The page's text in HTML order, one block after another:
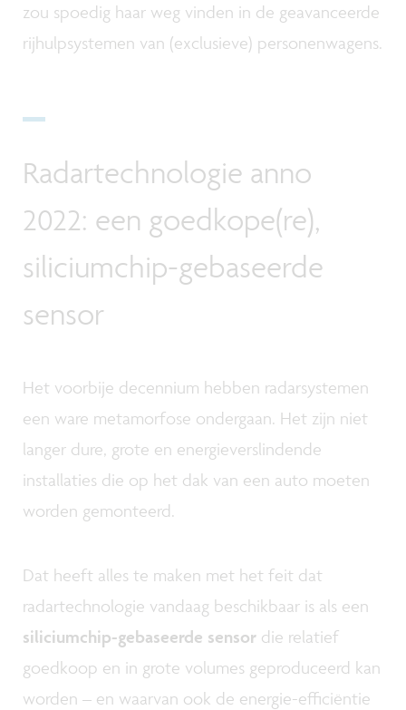
zou spoedig haar weg vinden in de geavanceerde
rijhulpsystemen van (exclusieve) personenwagens.
Radartechnologie anno
2022: een goedkope(re),
siliciumchip-gebaseerde
sensor
Het voorbije decennium hebben radarsystemen
een ware metamorfose ondergaan. Het zijn niet
langer dure, grote en energieverslindende
installaties die op het dak van een auto moeten
worden gemonteerd.
Dat heeft alles te maken met het feit dat
radartechnologie vandaag beschikbaar is als een
siliciumchip-gebaseerde sensor die relatief
goedkoop en in grote volumes geproduceerd kan
worden – en waarvan ook de energie-efficiëntie